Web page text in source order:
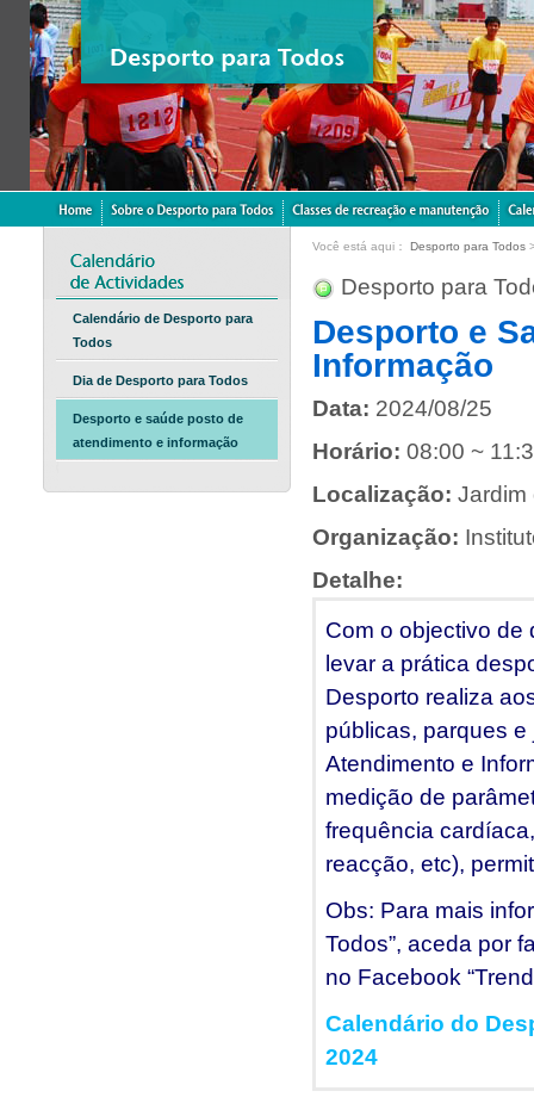
Calendário de Desporto para
Todos
Dia de Desporto para Todos
Desporto e saúde posto de
atendimento e informação
Você está aqui： Desporto para Todos
Desporto para
Desporto e
Informação
Data: 2024/08/25
Horário: 08:00 ~
Localização: Jardim
Organização:
Detalhe:
Com o objectivo de
levar a prática
Desporto realiza
públicas, parques e
Atendimento e
medição de
frequência
reacção, etc),
Obs: Para mais
Todos”, aceda por
no Facebook
Calendário do
2024